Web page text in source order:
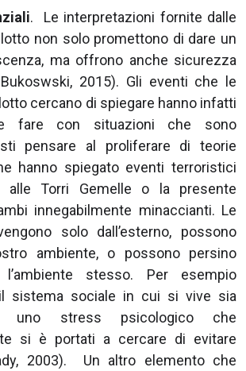
. Le interpretazioni fornite dalle
non solo promettono di dare un
ma offrono anche sicurezza
2015). Gli eventi che le
cercano di spiegare hanno infatti
fare con situazioni che sono
pensare al proliferare di teorie
hanno spiegato eventi terroristici
alle Torri Gemelle o la presente
innegabilmente minaccianti. Le
solo dall’esterno, possono
ambiente, o possono persino
stesso. Per esempio
sistema sociale in cui si vive sia
uno stress psicologico che
si è portati a cercare di evitare
2003). Un altro elemento che